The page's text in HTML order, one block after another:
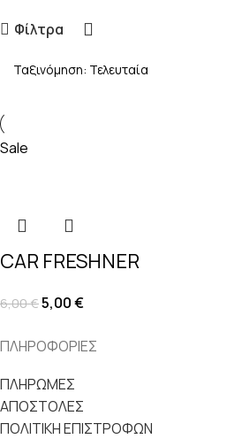
Φίλτρα
Sale
CAR FRESHNER
6,00€5,00€
ΠΛΗΡΟΦΟΡΙΕΣ
ΠΛΗΡΩΜΕΣ
ΑΠΟΣΤΟΛΕΣ
ΠΟΛΙΤΙΚΗ ΕΠΙΣΤΡΟΦΩΝ